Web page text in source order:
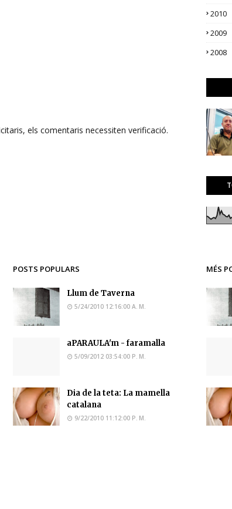
els comentaris necessiten verificació.
2010
2009
2008
POSTS POPULARS
Llum de Taverna
5/24/2010 12:16:00 A. M.
aPARAULA'm - faramalla
5/09/2012 03:54:00 P. M.
Dia de la teta: La mamella
catalana
9/22/2010 11:12:00 P. M.
MÉS